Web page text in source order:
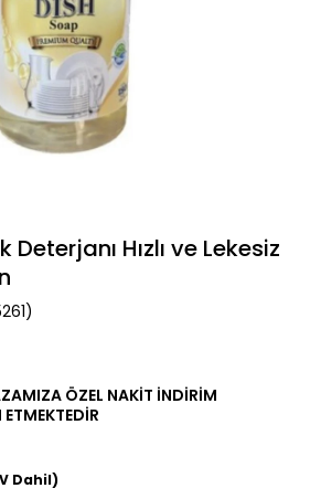
Hızlı ve Lekesiz
ÖZEL NAKİT İNDİRİM
Dahil)